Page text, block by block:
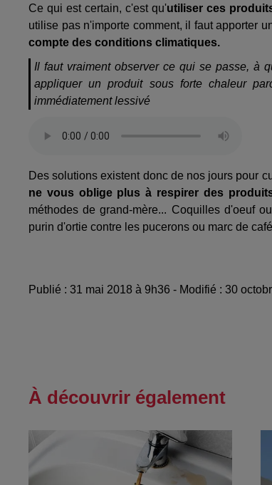
Ce qui est certain, c'est qu'utiliser ces
utilise pas n'importe comment, il faut apporter
compte des conditions climatiques.
Il faut vraiment observer ce qui se passe, à
appliquer un produit sous forte chaleur
immédiatement lessivé
Des solutions existent donc de nos jours pour
ne vous oblige plus à respirer des
méthodes de grand-mère... Coquilles d'oeuf
purin d'ortie contre les pucerons ou marc de
Publié : 31 mai 2018 à 9h36 - Modifié : 30
À découvrir également